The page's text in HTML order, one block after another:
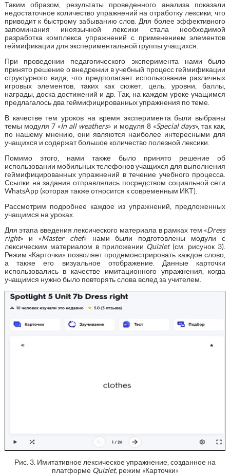
Таким образом, результаты проведенного анализа показали
недостаточное количество упражнений на отработку лексики, что
приводит к быстрому забыванию слов. Для более эффективного
запоминания иноязычной лексики стала необходимой
разработка комплекса упражнений с применением элементов
геймификации для экспериментальной группы учащихся.
При проведении педагогического эксперимента нами было
принято решение о внедрении в учебный процесс геймификации
структурного вида, что предполагает использование различных
игровых элементов, таких как сюжет, цель, уровни, баллы,
награды, доска достижений и др. Так, на каждом уроке учащимся
предлагалось два геймифицированных упражнения по теме.
В качестве тем уроков на время эксперимента были выбраны
темы модуля 7 «In all weathers» и модуля 8 «Special days», так как,
по нашему мнению, они являются наиболее интересными для
учащихся и содержат большое количество полезной лексики.
Помимо этого, нами также было принято решение об
использовании мобильных телефонов учащихся для выполнения
геймифицированных упражнений в течение учебного процесса.
Ссылки на задания отправлялись посредством социальной сети
WhatsApp (которая также относится к современным ИКТ).
Рассмотрим подробнее каждое из упражнений, предложенных
учащимся на уроках.
Для этапа введения лексического материала в рамках тем «Dress
right» и «Master chef» нами были подготовлены модули с
лексическим материалом в приложении Quizlet(см. рисунок 3).
Режим «Карточки» позволяет продемонстрировать каждое слово,
а также его визуальное отображение. Данные карточки
использовались в качестве имитационного упражнения, когда
учащимся нужно было повторять слова вслед за учителем.
Рис. 3. Имитативное лексическое упражнение, созданное на
платформе Quizlet, режим «Карточки»